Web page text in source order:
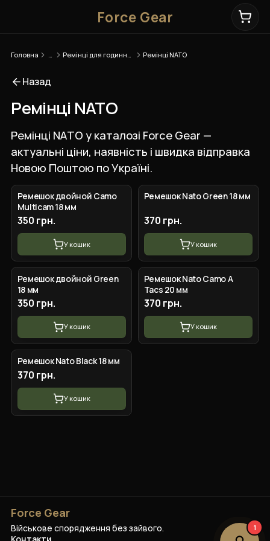
Force Gear
Головна Ремінці NATO
Назад
Ремінці NATO
Ремінці NATO у каталозі Force Gear —
актуальні ціни, наявність і швидка відправка
Новою Поштою по Україні.
Ремешок двойной Camo
Multicam 18 мм
350 грн.
У кошик
Ремешок Nato Green 18 мм
370 грн.
У кошик
Ремешок двойной Green
18 мм
350 грн.
У кошик
Ремешок Nato Camo A
Tacs 20 мм
370 грн.
У кошик
Ремешок Nato Black 18 мм
370 грн.
У кошик
Force Gear
Військове спорядження без зайвого.
1